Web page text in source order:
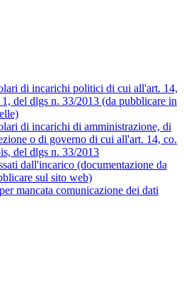
di incarichi politici di cui all'art. 14,
1, del dlgs n. 33/2013 (da pubblicare in
di incarichi di amministrazione, di
o di governo di cui all'art. 14, co.
del dlgs n. 33/2013
dall'incarico (documentazione da
sul sito web)
mancata comunicazione dei dati